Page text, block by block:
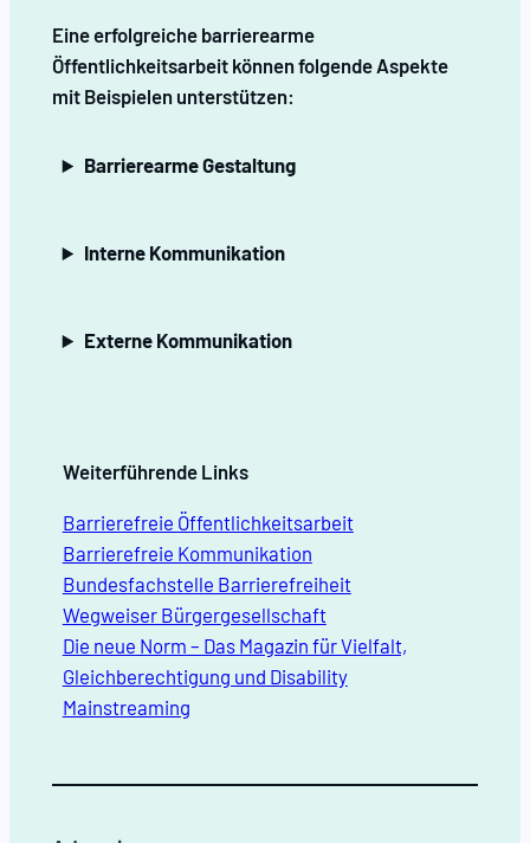
Eine erfolgreiche barrierearme
Öffentlichkeitsarbeit können folgende Aspekte
mit Beispielen unterstützen:
Barrierearme Gestaltung
Interne Kommunikation
Externe Kommunikation
Weiterführende Links
Barrierefreie Öffentlichkeitsarbeit
Barrierefreie Kommunikation
Bundesfachstelle Barrierefreiheit
Wegweiser Bürgergesellschaft
Die neue Norm – Das Magazin für Vielfalt,
Gleichberechtigung und Disability
Mainstreaming